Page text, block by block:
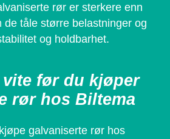
rør er sterkere enn
de tåle større belastninger og
og holdbarhet.
før du kjøper
rør hos Biltema
galvaniserte rør hos